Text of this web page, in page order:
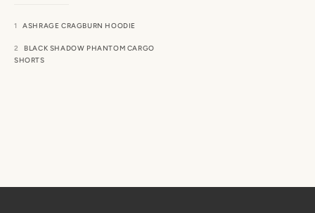
ASHRAGE CRAGBURN HOODIE
BLACK SHADOW PHANTOM CARGO
SHORTS